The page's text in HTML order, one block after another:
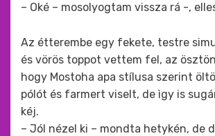
– Oké – mosolyogtam vissza rá -,
Az étterembe egy fekete, testre
és vörös toppot vettem fel, az
hogy Mostoha apa stílusa szerint
pólót és farmert viselt, de ìgy is
kéj.
– Jól nézel ki – mondta hetykén, de